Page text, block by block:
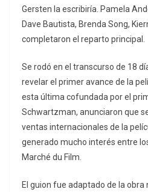
Gersten la escribiría. Pamela
Dave Bautista, Brenda Song,
completaron el reparto principal.
Se rodó en el transcurso de 18
revelar el primer avance de la
esta última cofundada por el
Schwartzman, anunciaron que
ventas internacionales de la
generado mucho interés entre
Marché du Film.
El guion fue adaptado de la